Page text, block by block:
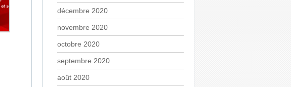
décembre 2020
novembre 2020
octobre 2020
septembre 2020
août 2020